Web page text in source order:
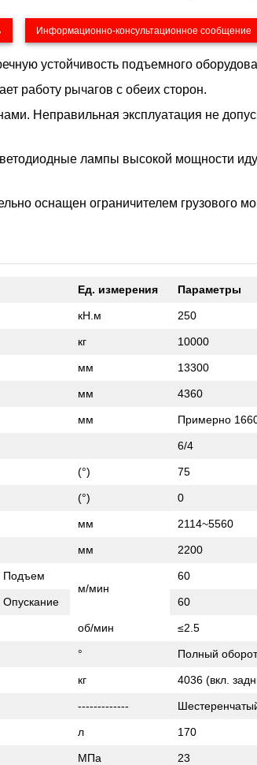
Информационно-консультационное сообщение
устойчивость подъемного
работу рычагов с обеих сторон.
Неправильная эксплуатация не
лампы высокой мощности
оснащен ограничителем грузового
Ед. измерения Параметры
кН.м 250
кг 10000
мм 13300
мм 4360
мм Примерно
6/4
(°) 75
(°) 0
мм 2114~5560
мм 2200
Подъем
м/мин
60
Опускание 60
об/мин ≤2.5
° Полный
кг 4036 (вкл.
-------------
л 170
МПа 23